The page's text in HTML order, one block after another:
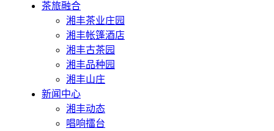
茶旅融合
湘丰茶业庄园
湘丰帐篷酒店
湘丰古茶园
湘丰品种园
湘丰山庄
新闻中心
湘丰动态
唱响擂台